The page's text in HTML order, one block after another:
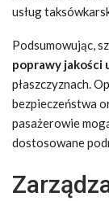
usług
Podsumowując,
poprawy jakości
płaszczyznach.
bezpieczeństwa
pasażerowie
dostosowane